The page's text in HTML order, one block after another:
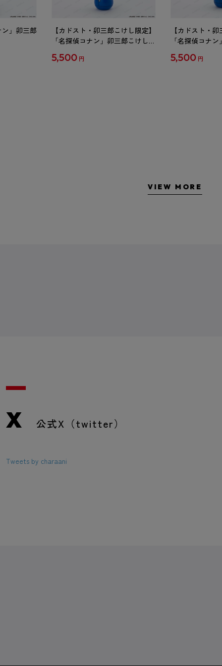
」卯三郎
【カドスト・卯三郎こけし限定】
「名探偵コナン」卯三郎こけし
5,500 円
【カドスト・
「名探偵コナ
5,500 円
VIEW MORE
X 公式X（twitter）
Tweets by charaani